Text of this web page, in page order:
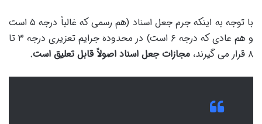
با توجه به اینکه جرم جعل اسناد (هم رسمی که غالباً درجه ۵ است
و هم عادی که درجه ۶ است) در محدوده جرایم تعزیری درجه ۳ تا
۸ قرار می گیرند،
مجازات جعل اسناد اصولاً قابل تعلیق است.